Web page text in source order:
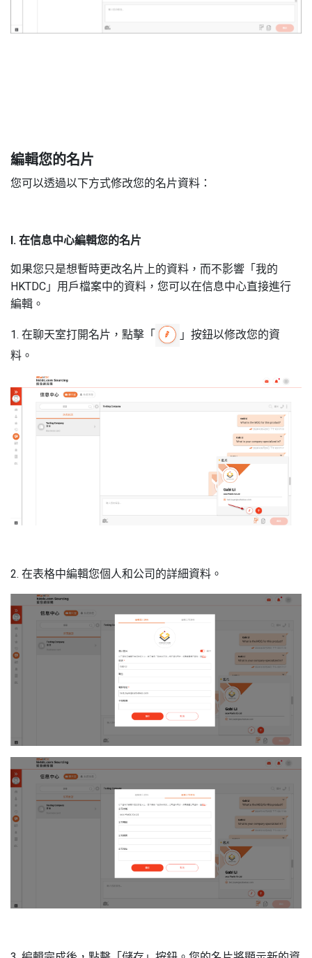
編輯您的名片
您可以透過以下方式修改您的名片資料：
I. 在信息中心編輯您的名片
如果您只是想暫時更改名片上的資料，而不影響「我的
HKTDC」用戶檔案中的資料，您可以在信息中心直接進行
編輯。
1. 在聊天室打開名片，點擊「
」按鈕以修改您的資
料。
2. 在表格中編輯您個人和公司的詳細資料。